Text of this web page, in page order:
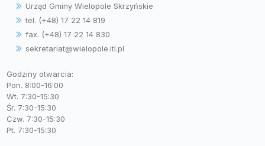
Urząd Gminy Wielopole Skrzyńskie
tel. (+48) 17 22 14 819
fax. (+48) 17 22 14 830
sekretariat@wielopole.itl.pl
Godziny otwarcia:
Pon. 8:00-16:00
Wt. 7:30-15:30
Śr. 7:30-15:30
Czw. 7:30-15:30
Pt. 7:30-15:30